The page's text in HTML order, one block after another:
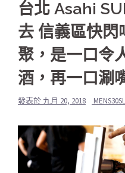
台北 Asahi
去 信義區快閃
聚，是一口令
酒，再一口涮
發表於 九月 20, 2018